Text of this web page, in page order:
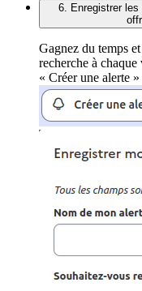
6. Enregistrer
Gagnez du temps
recherche à
« Créer une alerte »